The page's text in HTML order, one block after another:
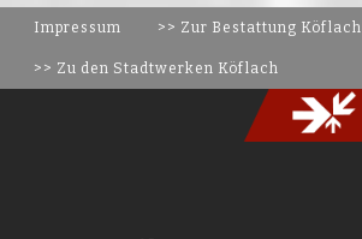
Impressum >> Zur Bestattung Köflach
>> Zu den Stadtwerken Köflach